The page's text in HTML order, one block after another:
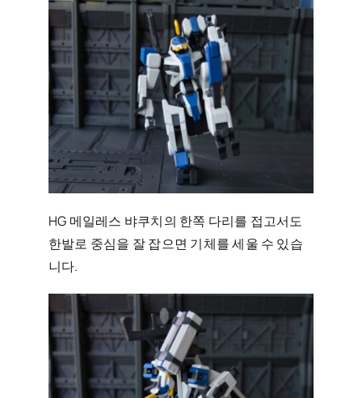
HG 메일레스 뱌쿠치의 한쪽 다리를 접고서도
한발로 중심을 잘 잡으면 기체를 세울 수 있습
니다.